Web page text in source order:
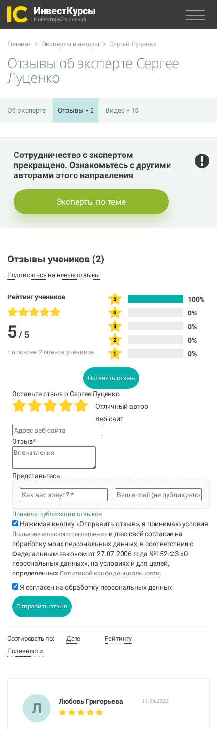
ИнвестКурсы
Инвестируй в знания
Главная Эксперты и авторы Сергей Луценко
Отзывы об эксперте Сергее
Луценко
Об эксперте Отзывы 2 Видео 15
Сотрудничество с экспертом
прекращено. Ознакомьтесь с другими
авторами этого направления
Эксперты по теме
Отзывы учеников (2)
Подписаться на новые отзывы
Рейтинг учеников
5/ 5
На основе 2 оценок учеников
100%
0%
0%
0%
0%
Оставить отзыв
Оставьте отзыв о Сергее Луценко
Отличный автор
Веб-сайт
Отзыв*
Представьтесь
Правила публикации отзывов
Нажимая кнопку «Отправить отзыв», я принимаю условия
Пользовательского соглашения и даю своё согласие на
обработку моих персональных данных, в соответствии с
Федеральным законом от 27.07.2006 года №152-ФЗ «О
персональных данных», на условиях и для целей,
определенных Политикой конфиденциальности.
Я согласен на обработку персональных данных
Отправить отзыв
Сортировать по: Дате
Рейтингу
Полезности
Л Любовь Григорьева 11.04.2022